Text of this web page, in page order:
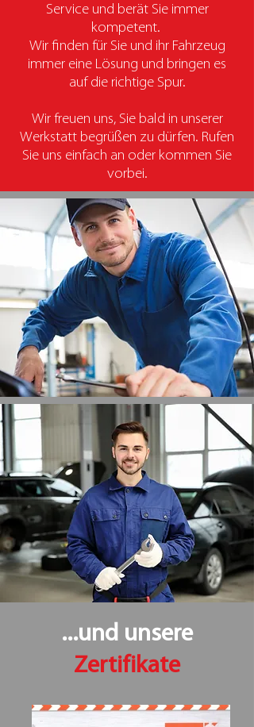
Service und berät Sie immer
kompetent.
Wir finden für Sie und ihr Fahrzeug
immer eine Lösung und bringen es
auf die richtige Spur.
Wir freuen uns, Sie bald in unserer
Werkstatt begrüßen zu dürfen. Rufen
Sie uns einfach an oder kommen Sie
vorbei.
...und unsere
Zertifikate